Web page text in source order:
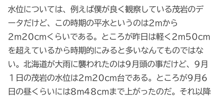
水位については、例えば僕が良く観察している茂岩のデ
ータだけど、この時期の平水というのは2mから
2m20cmくらいである。ところが昨日は軽く2m50cm
を超えているから時期的にみると多いなんてものではな
い。北海道が大雨に襲われたのは9月頭の事だけど、9月
１日の茂岩の水位は2m20cm台である。ところが9月6
日の昼くらいには8m48cmまで上がったのだ。それ以降